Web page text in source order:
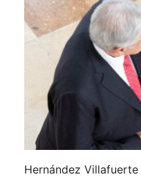
Hernández